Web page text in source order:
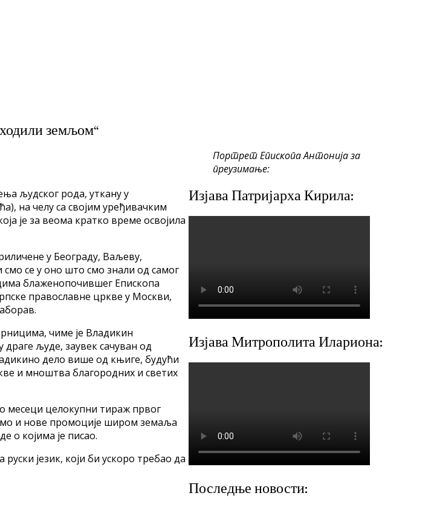
земљом“
људског рода, уткану у
на челу са својим уређивачким
је за веома кратко време освојила
у Београду, Ваљеву,
се у оно што смо знали од самог
блаженопочившег Епископа
православне цркве у Москви,
чиме је Владикин
људе, заувек сачуван од
дело више од књиге, будући
и мноштва благородних и светих
месеци целокупни тираж првог
и нове промоције широм земаља
о којима је писао.
језик, који би ускоро требао да
Портрет Епископа Антонија за
преузимање:
Изјава Патријарха Кирила:
Изјава Митрополита Илариона:
Последње новости: